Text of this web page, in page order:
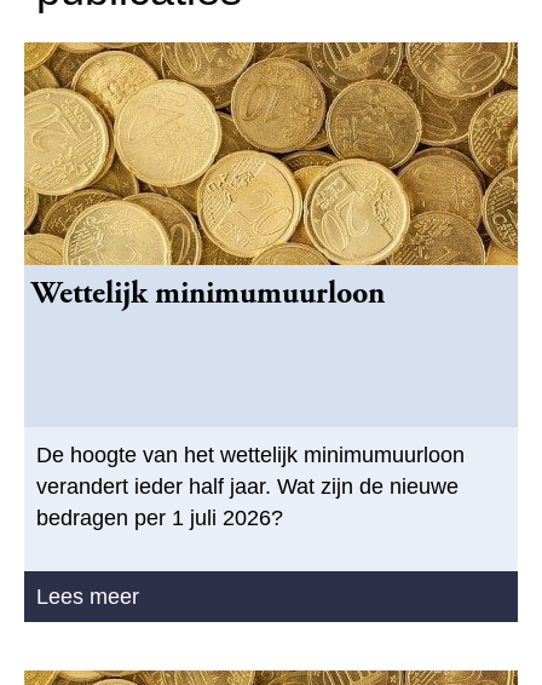
a
t
e
.
Wettelijk minimumuurloon
De hoogte van het wettelijk minimumuurloon
verandert ieder half jaar. Wat zijn de nieuwe
bedragen per 1 juli 2026?
Lees meer